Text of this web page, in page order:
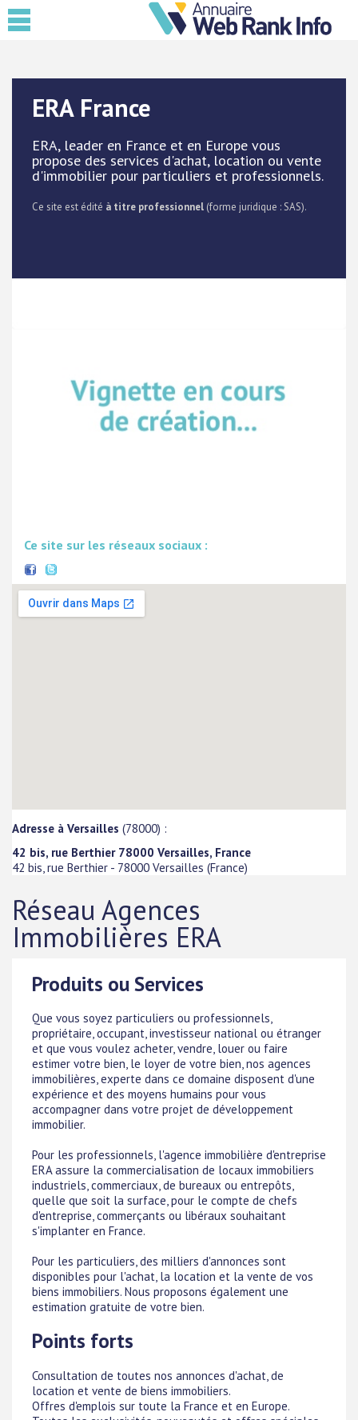
ERA France
ERA, leader en France et en Europe vous
propose des services d'achat, location ou vente
d'immobilier pour particuliers et professionnels.
Ce site est édité à titre professionnel (forme juridique : SAS).
Ce site sur les réseaux sociaux :
Adresse à Versailles (78000) :
42 bis, rue Berthier 78000 Versailles, France
42 bis, rue Berthier - 78000 Versailles (France)
Réseau Agences
Immobilières ERA
Produits ou Services
Que vous soyez particuliers ou professionnels,
propriétaire, occupant, investisseur national ou étranger
et que vous voulez acheter, vendre, louer ou faire
estimer votre bien, le loyer de votre bien, nos agences
immobilières, experte dans ce domaine disposent d'une
expérience et des moyens humains pour vous
accompagner dans votre projet de développement
immobilier.
Pour les professionnels, l'agence immobilière d'entreprise
ERA assure la commercialisation de locaux immobiliers
industriels, commerciaux, de bureaux ou entrepôts,
quelle que soit la surface, pour le compte de chefs
d'entreprise, commerçants ou libéraux souhaitant
s'implanter en France.
Pour les particuliers, des milliers d'annonces sont
disponibles pour l'achat, la location et la vente de vos
biens immobiliers. Nous proposons également une
estimation gratuite de votre bien.
Points forts
Consultation de toutes nos annonces d'achat, de
location et vente de biens immobiliers.
Offres d'emplois sur toute la France et en Europe.